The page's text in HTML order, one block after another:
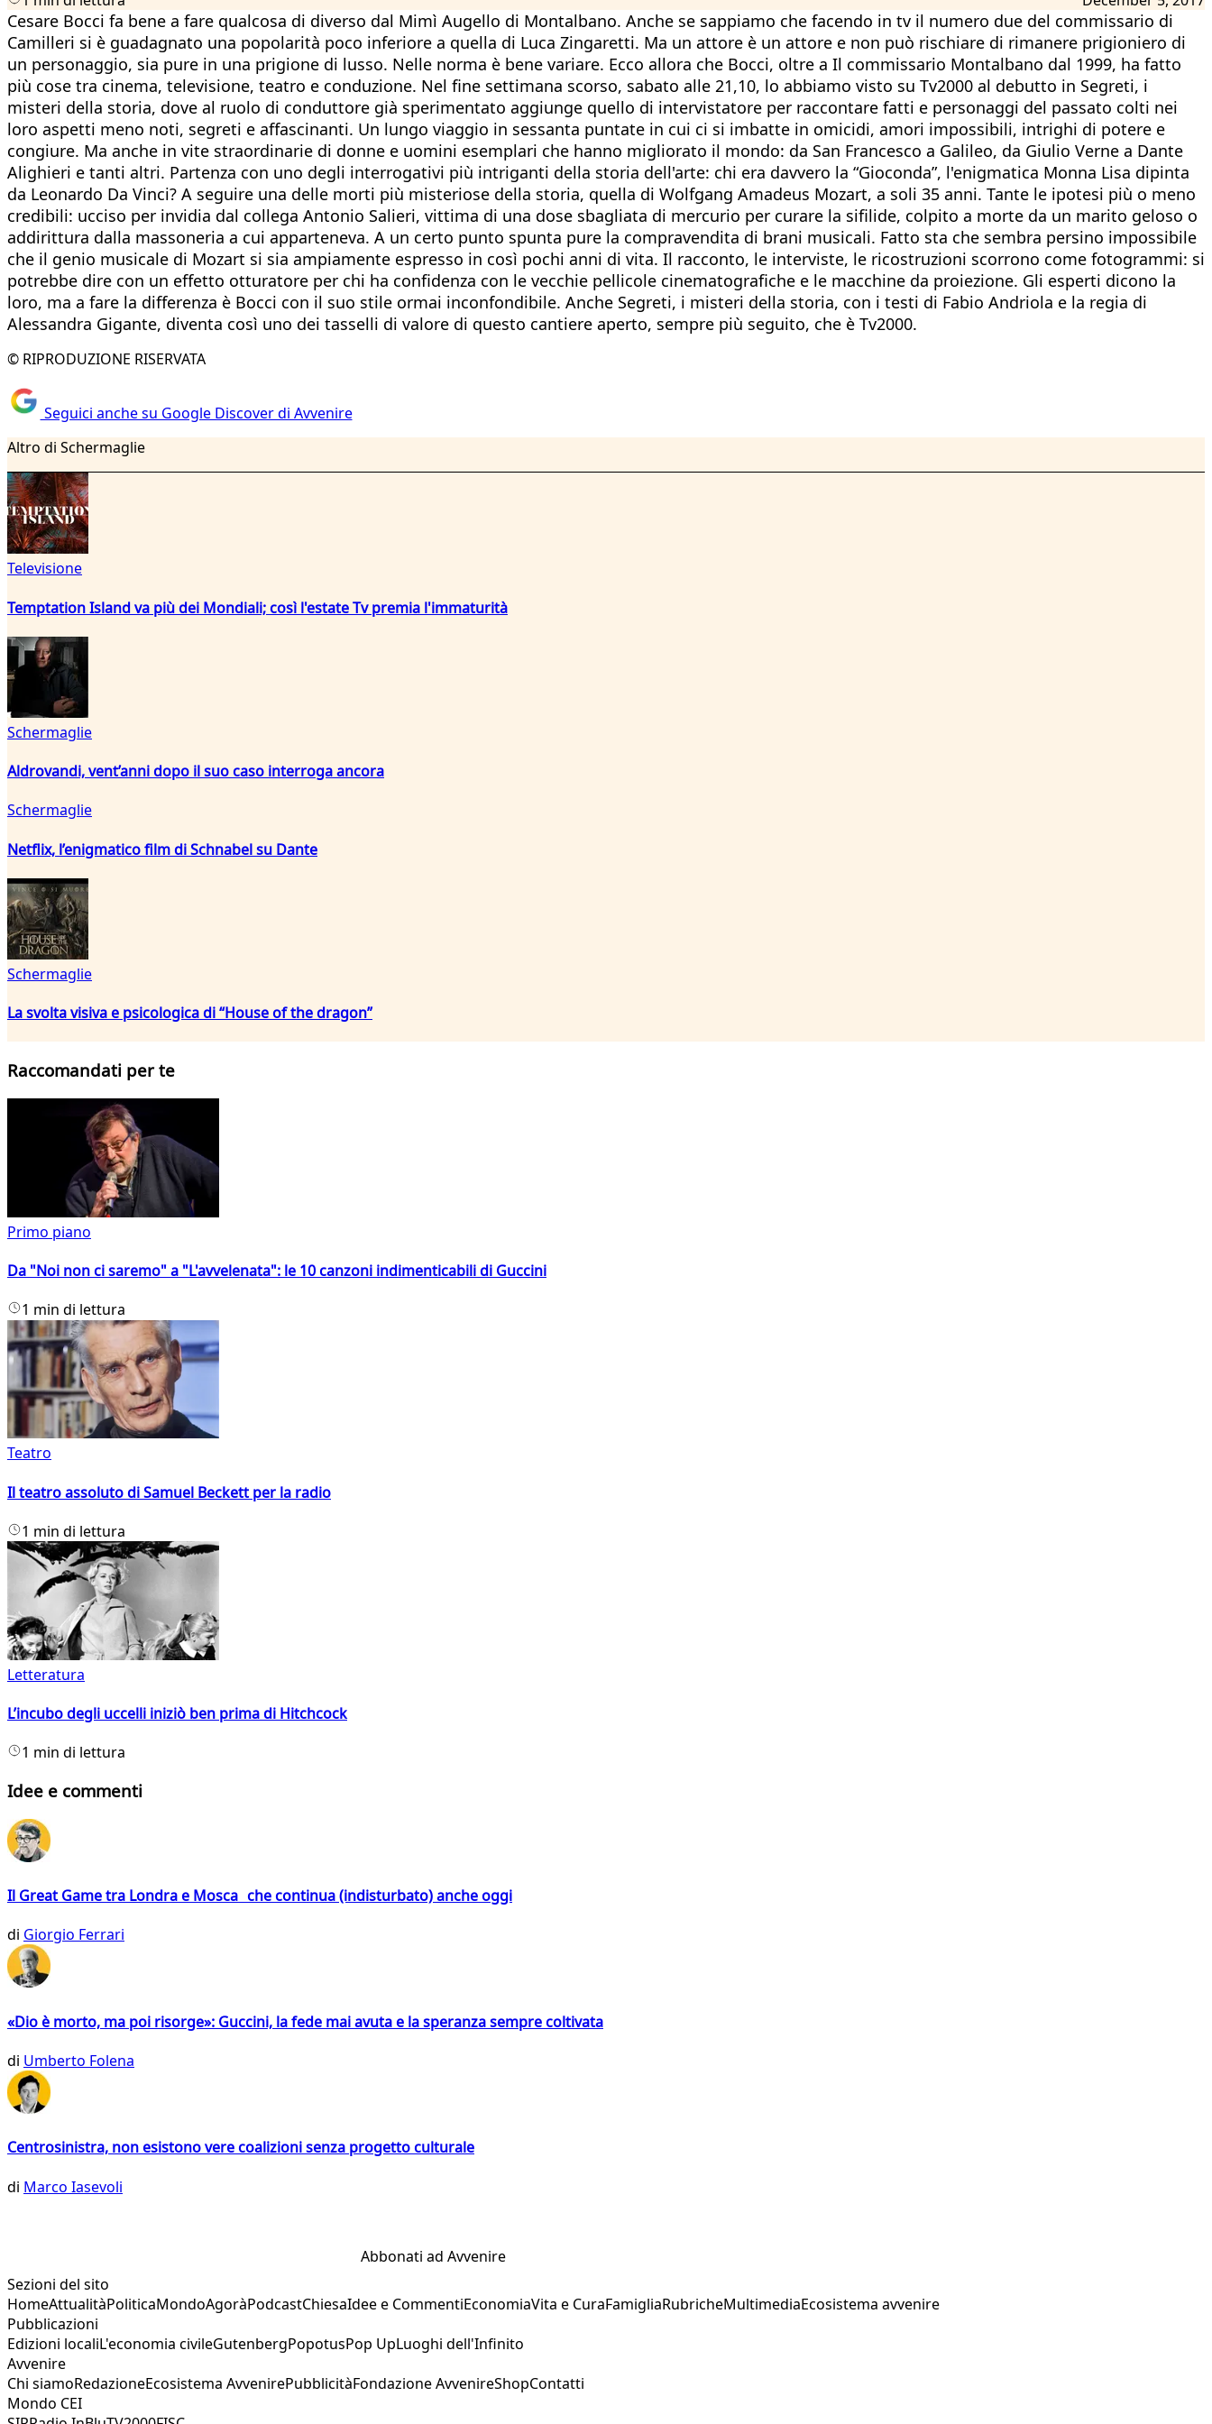
Cesare Bocci fa bene a fare qualcosa di diverso dal Mimì Augello di Montalbano. Anche se sappiamo che facendo in tv il numero due del commissario di
Camilleri si è guadagnato una popolarità poco inferiore a quella di Luca Zingaretti. Ma un attore è un attore e non può rischiare di rimanere prigioniero di
un personaggio, sia pure in una prigione di lusso. Nelle norma è bene variare. Ecco allora che Bocci, oltre a Il commissario Montalbano dal 1999, ha fatto
più cose tra cinema, televisione, teatro e conduzione. Nel fine settimana scorso, sabato alle 21,10, lo abbiamo visto su Tv2000 al debutto in Segreti, i
misteri della storia, dove al ruolo di conduttore già sperimentato aggiunge quello di intervistatore per raccontare fatti e personaggi del passato colti nei
loro aspetti meno noti, segreti e affascinanti. Un lungo viaggio in sessanta puntate in cui ci si imbatte in omicidi, amori impossibili, intrighi di potere e
congiure. Ma anche in vite straordinarie di donne e uomini esemplari che hanno migliorato il mondo: da San Francesco a Galileo, da Giulio Verne a Dante
Alighieri e tanti altri. Partenza con uno degli interrogativi più intriganti della storia dell'arte: chi era davvero la “Gioconda”, l'enigmatica Monna Lisa dipinta
da Leonardo Da Vinci? A seguire una delle morti più misteriose della storia, quella di Wolfgang Amadeus Mozart, a soli 35 anni. Tante le ipotesi più o meno
credibili: ucciso per invidia dal collega Antonio Salieri, vittima di una dose sbagliata di mercurio per curare la sifilide, colpito a morte da un marito geloso o
addirittura dalla massoneria a cui apparteneva. A un certo punto spunta pure la compravendita di brani musicali. Fatto sta che sembra persino impossibile
che il genio musicale di Mozart si sia ampiamente espresso in così pochi anni di vita. Il racconto, le interviste, le ricostruzioni scorrono come fotogrammi: si
potrebbe dire con un effetto otturatore per chi ha confidenza con le vecchie pellicole cinematografiche e le macchine da proiezione. Gli esperti dicono la
loro, ma a fare la differenza è Bocci con il suo stile ormai inconfondibile. Anche Segreti, i misteri della storia, con i testi di Fabio Andriola e la regia di
Alessandra Gigante, diventa così uno dei tasselli di valore di questo cantiere aperto, sempre più seguito, che è Tv2000.
© RIPRODUZIONE RISERVATA
Seguici anche su Google Discover di Avvenire
Altro di Schermaglie
Televisione
Temptation Island va più dei Mondiali; così l'estate Tv premia l'immaturità
Schermaglie
Aldrovandi, vent’anni dopo il suo caso interroga ancora
Schermaglie
Netflix, l’enigmatico film di Schnabel su Dante
Schermaglie
La svolta visiva e psicologica di “House of the dragon”
Raccomandati per te
Primo piano
Da "Noi non ci saremo" a "L'avvelenata": le 10 canzoni indimenticabili di Guccini
1 min di lettura
Teatro
Il teatro assoluto di Samuel Beckett per la radio
1 min di lettura
Letteratura
L’incubo degli uccelli iniziò ben prima di Hitchcock
1 min di lettura
Idee e commenti
Il Great Game tra Londra e Mosca che continua (indisturbato) anche oggi
di Giorgio Ferrari
«Dio è morto, ma poi risorge»: Guccini, la fede mai avuta e la speranza sempre coltivata
di Umberto Folena
Centrosinistra, non esistono vere coalizioni senza progetto culturale
di Marco Iasevoli
Abbonati ad Avvenire
Sezioni del sito
HomeAttualitàPoliticaMondoAgoràPodcastChiesaIdee e CommentiEconomiaVita e CuraFamigliaRubricheMultimediaEcosistema avvenire
Pubblicazioni
Edizioni localiL'economia civileGutenbergPopotusPop UpLuoghi dell'Infinito
Avvenire
Chi siamoRedazioneEcosistema AvvenirePubblicitàFondazione AvvenireShopContatti
Mondo CEI